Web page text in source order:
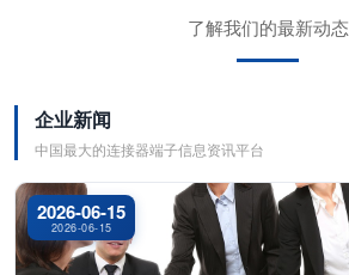
了解我们的最新动态
企业新闻
中国最大的连接器端子信息资讯平台
2026-06-15
2026-06-15